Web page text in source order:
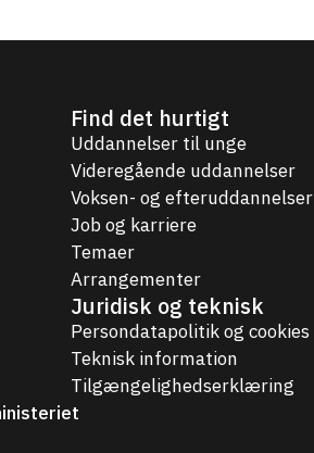
Find det hurtigt
Uddannelser til unge
Videregående uddannelser
Voksen- og efteruddannelser
Job og karriere
Temaer
Arrangementer
Juridisk og teknisk
Persondatapolitik og cookies
Teknisk information
Tilgængelighedserklæring